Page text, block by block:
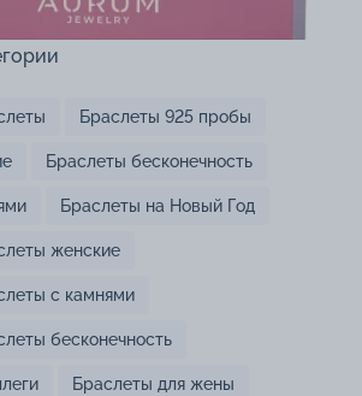
Браслеты 925 пробы
Браслеты бесконечность
Браслеты на Новый Год
женские
с камнями
бесконечность
Браслеты для жены